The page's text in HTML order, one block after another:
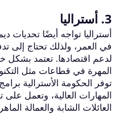
3. أستراليا
أستراليا تواجه أيضًا تحديات
في العمر، ولذلك تحتاج إلى
لدعم اقتصادها. تعتمد بشكل
المهرة في قطاعات مثل
توفر الحكومة الأسترالية
المهارات العالية، وتعمل
العائلات الشابة والعمالة